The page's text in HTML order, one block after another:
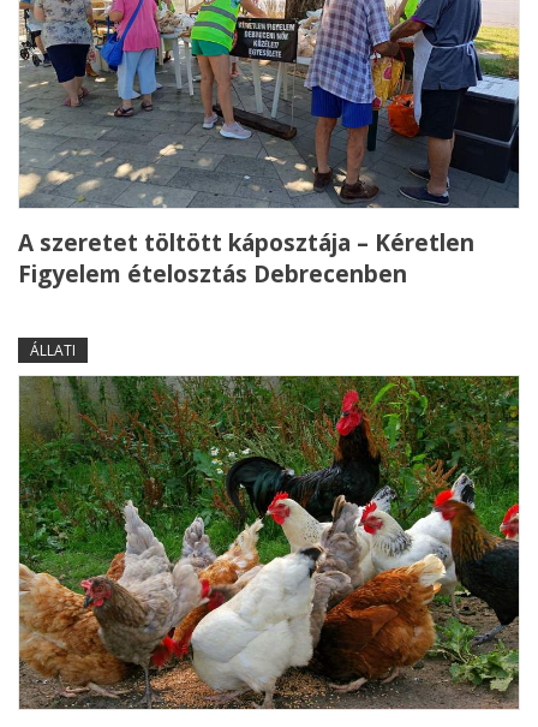
A szeretet töltött káposztája – Kéretlen
Figyelem ételosztás Debrecenben
ÁLLATI